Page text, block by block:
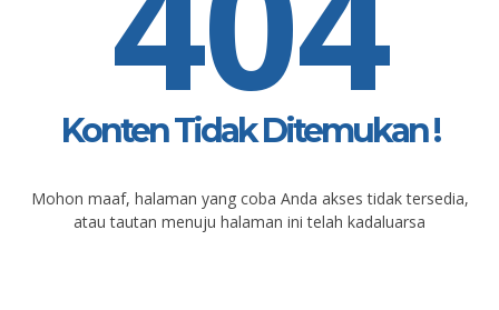
Konten Tidak Ditemukan !
Mohon maaf, halaman yang coba Anda akses tidak tersedia,
atau tautan menuju halaman ini telah kadaluarsa